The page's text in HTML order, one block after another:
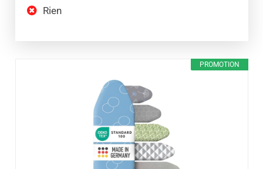
Rien
PROMOTION